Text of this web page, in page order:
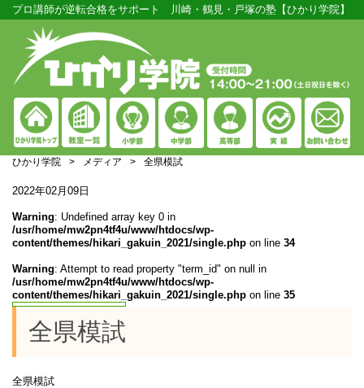
プロ講師が逆転合格をサポート 川崎・鶴見・戸塚の塾【ひかり学院】
ひかり学院 > メディア > 全県模試
2022年02月09日
Warning: Undefined array key 0 in
/usr/home/mw2pn4tf4u/www/htdocs/wp-
content/themes/hikari_gakuin_2021/single.php on line 34
Warning: Attempt to read property "term_id" on null in
/usr/home/mw2pn4tf4u/www/htdocs/wp-
content/themes/hikari_gakuin_2021/single.php on line 35
全県模試
全県模試